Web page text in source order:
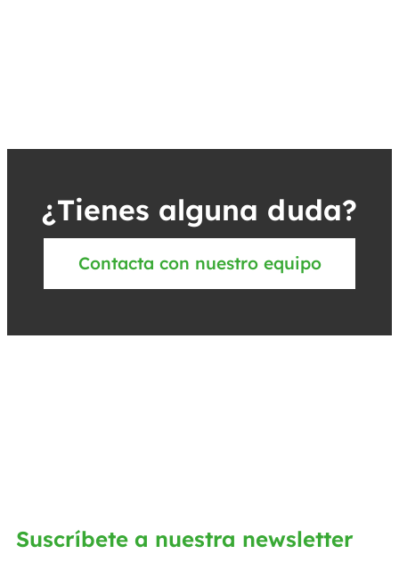
¿Tienes alguna duda?
Contacta con nuestro equipo
Suscríbete a nuestra newsletter